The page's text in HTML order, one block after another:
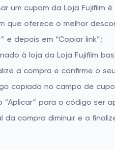
um cupom da Loja Fujifilm
que oferece o melhor
e depois em “Copiar link”;
à loja da Loja Fujifilm
a compra e confirme o
copiado no campo de
“Aplicar” para o código ser
da compra diminuir e a